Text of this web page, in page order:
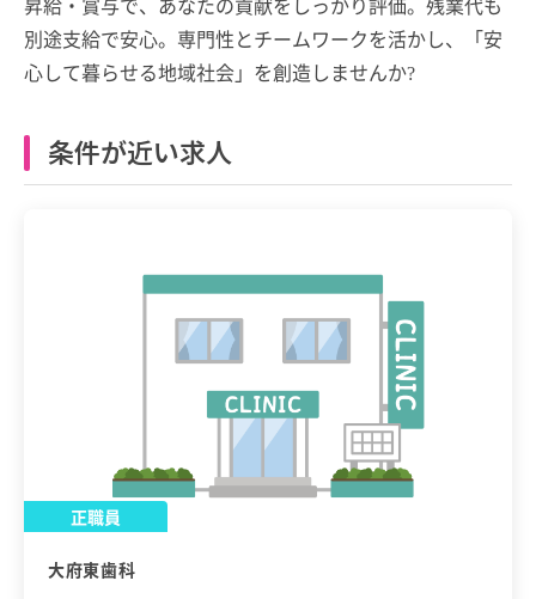
別途支給で安心。専門性とチームワークを活かし、「安
心して暮らせる地域社会」を創造しませんか?
条件が近い求人
正職員
大府東歯科